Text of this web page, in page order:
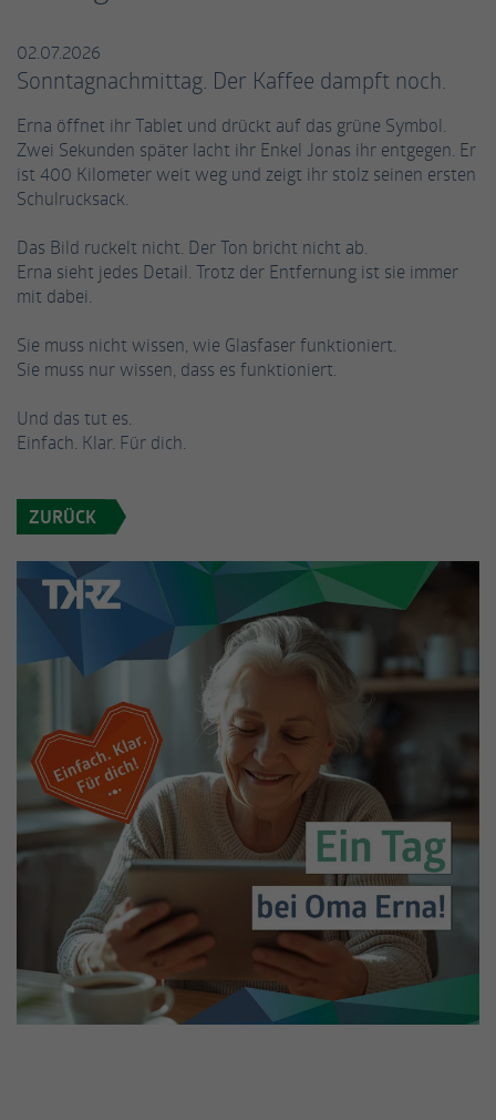
02.07.2026
Sonntagnachmittag. Der Kaffee dampft noch.
Erna öffnet ihr Tablet und drückt auf das grüne Symbol.
Zwei Sekunden später lacht ihr Enkel Jonas ihr entgegen. Er
ist 400 Kilometer weit weg und zeigt ihr stolz seinen ersten
Schulrucksack.
Das Bild ruckelt nicht. Der Ton bricht nicht ab.
Erna sieht jedes Detail. Trotz der Entfernung ist sie immer
mit dabei.
Sie muss nicht wissen, wie Glasfaser funktioniert.
Sie muss nur wissen, dass es funktioniert.
Und das tut es.
Einfach. Klar. Für dich.
ZURÜCK
Name
Anbieter TYPO3
Laufzeit Session
Zweck
Dieses Cookie ist ein Standard-Session-
Benutzer-Logins die Session-ID. So kann der
eingeloggte Benutzer wiedererkannt werden
und es wird ihm Zugang zu geschützten
cookie_optin
Anbieter TYPO3
Zweck
Diese Gruppe beinhaltet alle Skripte für analytisches Tracking
und zugehörige Cookies. Es hilft uns die Nutzererfahrung der
Website zu verbessern.
Anbieter Google Analytics
Dieses Cookie wird von Google Analytics
zu berechnen und die Nutzung der Website
eindeutige Besucher zu identifizieren.
_gid
Google Analytics
Laufzeit 1 Tag
Dieses Cookie wird von Google Analytics
installiert. Das Cookie wird verwendet, um
Informationen darüber zu speichern, wie
Besucher eine Website nutzen, und hilft bei
der Erstellung eines Analyseberichts darüber,
wie es der Website geht. Die erhobenen
Daten umfassen die Anzahl der Besucher, die
Quelle, aus der sie stammen, und die Seiten
in anonymisierter Form.
Externe Inhalte
zusätzliche Informationen anzubieten.